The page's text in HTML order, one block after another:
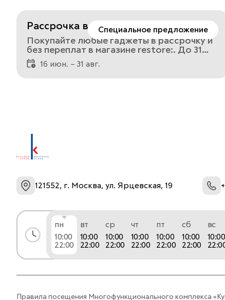
Специальное предложение
Рассрочка в restore:
Покупайте любые гаджеты в рассрочку и
без переплат в магазине restore:. До 31
августа 2026 года в магазине restore:
доступна рассрочка 0-0-10 на весь
ассортимент. Без первого платежа, без
store.ru/ или по телефону горячей линии 8
16 июн. – 31 авг.
121552, г. Москва, ул. Ярцевская, 19
пн
10:00
22:00
вт
10:00
22:00
ср
10:00
22:00
чт
10:00
22:00
пт
10:00
22:00
сб
10:00
22:00
вс
10:00
Правила посещения Многофункционального комплекса